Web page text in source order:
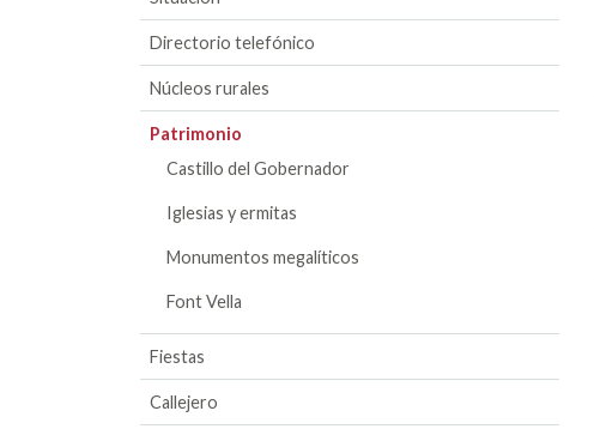
Directorio telefónico
Núcleos rurales
Patrimonio
Castillo del Gobernador
Iglesias y ermitas
Monumentos megalíticos
Font Vella
Fiestas
Callejero